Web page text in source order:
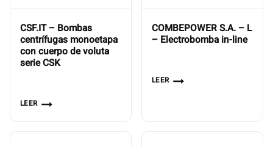
CSF.IT – Bombas
centrífugas monoetapa
con cuerpo de voluta
serie CSK
LEER
COMBEPOWER S.A. – L
– Electrobomba in-line
LEER